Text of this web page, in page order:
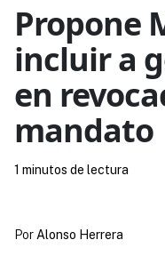
Propone
incluir a
en
mandato
Por Alonso Herrera
1 minutos de lectura